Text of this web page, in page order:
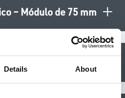
Details About
– Módulo de 75 mm +
+